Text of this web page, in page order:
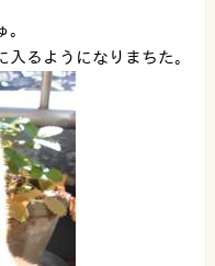
るようになりまちた。